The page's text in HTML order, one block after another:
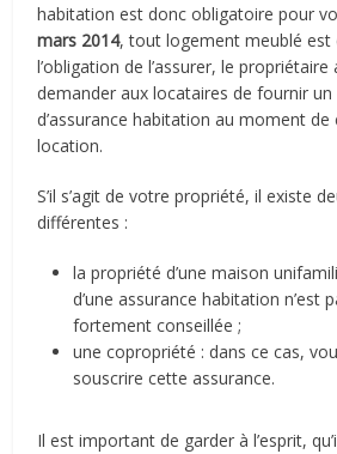
habitation est donc obligatoire pour
mars 2014, tout logement meublé est
l’obligation de l’assurer, le
demander aux locataires de fournir
d’assurance habitation au moment
location.
S’il s’agit de votre propriété, il existe
différentes :
la propriété d’une maison
d’une assurance habitation n’est
fortement conseillée ;
une copropriété : dans ce cas,
souscrire cette assurance.
Il est important de garder à l’esprit,